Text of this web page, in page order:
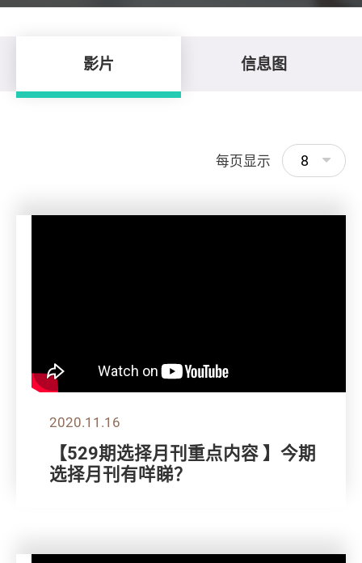
影片 信息图
每页显示 8
2020.11.16
【529期选择月刊重点内容 】今期
选择月刊有咩睇？